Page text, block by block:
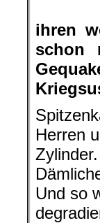
ihren
schon
Herren
Und so